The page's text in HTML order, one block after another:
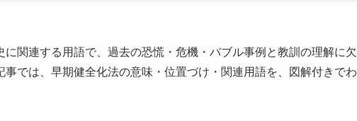
関連する用語で、過去の恐慌・危機・バブル事例と教訓の理解に欠
では、早期健全化法の意味・位置づけ・関連用語を、図解付きでわ